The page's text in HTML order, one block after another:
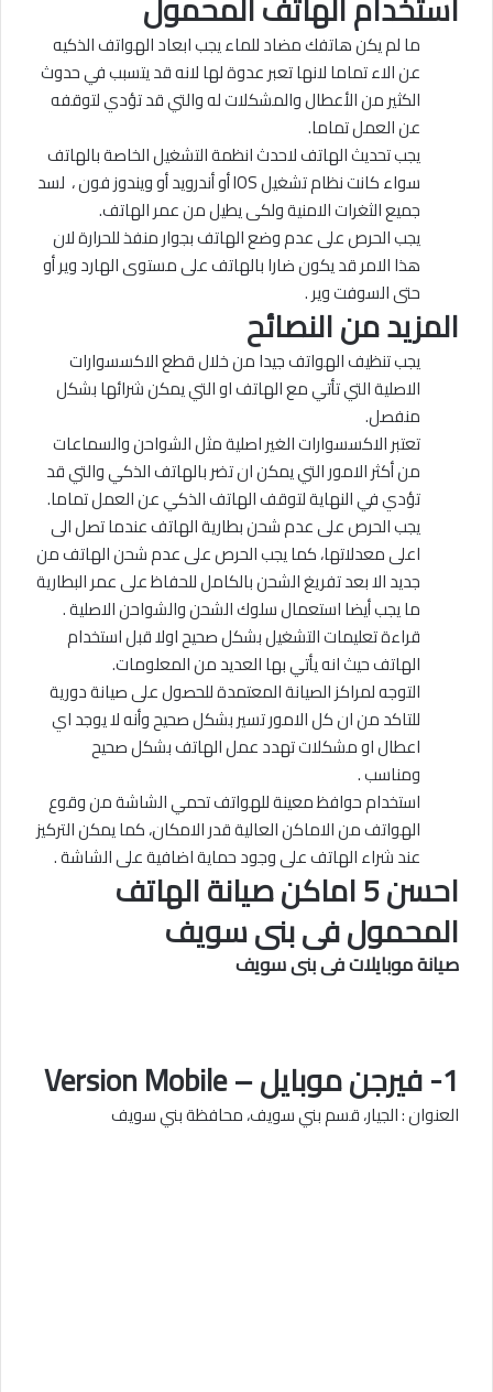
ما لم يكن هاتفك مضاد للماء يجب ابعاد الهواتف الذكيه
عن الاء تماما لانها تعبر عدوة لها لانه قد يتسبب في حدوث
الكثير من الأعطال والمشكلات له والتي قد تؤدي لتوقفه
عن العمل تماما.
يجب تحديث الهاتف لاحدث انظمة التشغيل الخاصة بالهاتف
سواء كانت نظام تشغيل IOS أو أندرويد أو ويندوز فون ، لسد
جميع الثغرات الامنية ولكى يطيل من عمر الهاتف.
يجب الحرص على عدم وضع الهاتف بجوار منفذ للحرارة لان
هذا الامر قد يكون ضارا بالهاتف على مستوى الهارد وير أو
حتى السوفت وير .
المزيد من النصائح
يجب تنظيف الهواتف جيدا من خلال قطع الاكسسوارات
الاصلية التي تأتي مع الهاتف او التي يمكن شرائها بشكل
منفصل.
تعتبر الاكسسوارات الغير اصلية مثل الشواحن والسماعات
من أكثر الامور التي يمكن ان تضر بالهاتف الذكي والتي قد
تؤدي في النهاية لتوقف الهاتف الذكي عن العمل تماما.
يجب الحرص على عدم شحن بطارية الهاتف عندما تصل الى
اعلى معدلاتها، كما يجب الحرص على عدم شحن الهاتف من
جديد الا بعد تفريغ الشحن بالكامل للحفاظ على عمر البطارية
ما يجب أيضا استعمال سلوك الشحن والشواحن الاصلية .
قراءة تعليمات التشغيل بشكل صحيح اولا قبل استخدام
الهاتف حيث انه يأتي بها العديد من المعلومات.
التوجه لمراكز الصيانة المعتمدة للحصول على صيانة دورية
للتاكد من ان كل الامور تسير بشكل صحيح وأنه لا يوجد اي
اعطال او مشكلات تهدد عمل الهاتف بشكل صحيح
ومناسب .
استخدام حوافظ معينة للهواتف تحمي الشاشة من وقوع
الهواتف من الاماكن العالية قدر الامكان، كما يمكن التركيز
عند شراء الهاتف على وجود حماية اضافية على الشاشة .
احسن 5 اماكن صيانة الهاتف
المحمول فى بنى سويف
صيانة موبايلات فى بنى سويف
1- فيرجن موبايل – Version Mobile
العنوان : الجيار، قسم بني سويف، محافظة بني سويف